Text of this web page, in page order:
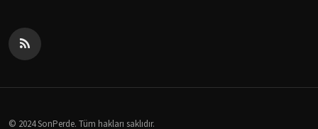
© 2024 SonPerde. Tüm hakları saklıdır.